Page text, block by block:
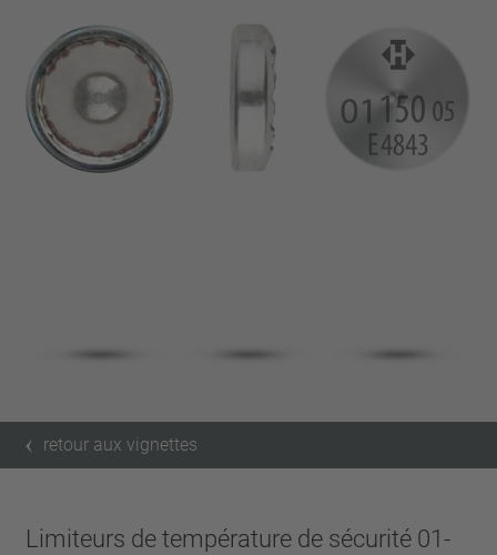
CMJ
retour aux vignettes
Limiteurs de température de sécurité 01-